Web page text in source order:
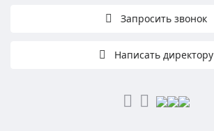
Запросить звонок
Написать директору